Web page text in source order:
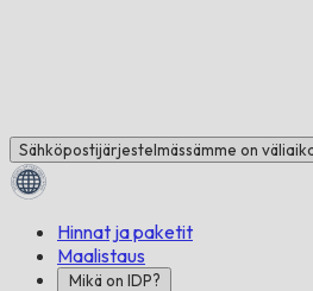
Sähköpostijärjestelmässämme on
Hinnat ja paketit
Maalistaus
Mikä on IDP?